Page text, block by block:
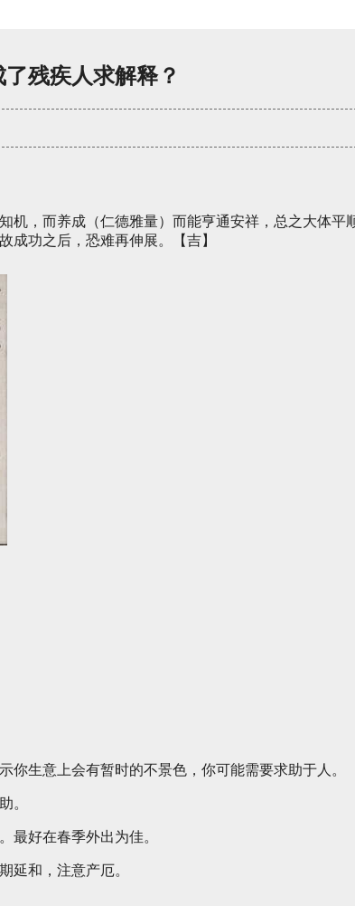
残疾人求解释？
机，而养成（仁德雅量）而能亨通安祥，总之大体平
成功之后，恐难再伸展。【吉】
生意上会有暂时的不景色，你可能需要求助于人。
。
最好在春季外出为佳。
延和，注意产厄。